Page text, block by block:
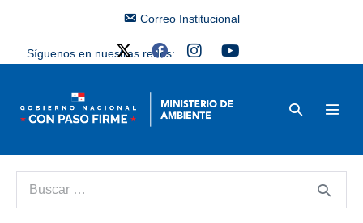
Correo Institucional
Síguenos en nuestras redes: